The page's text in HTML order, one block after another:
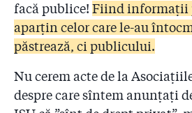
2.27
Doctor care pleacă din țară:
facultate, am fost sfătuit să nu
nu am bani sau pile! Am spus
2.28
DATE NOI: În ritmul de la
10 ani până când pompierii vor
facă publice! Fiind informații
aparțin celor care le-au
păstrează, ci publicului.
Nu cerem acte de la
despre care sîntem anunțați